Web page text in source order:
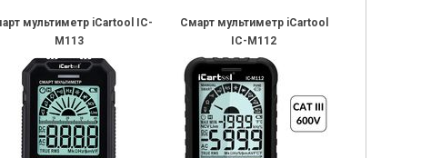
мультиметр iCartool IC-
M113
Смарт мультиметр iCartool
IC-M112